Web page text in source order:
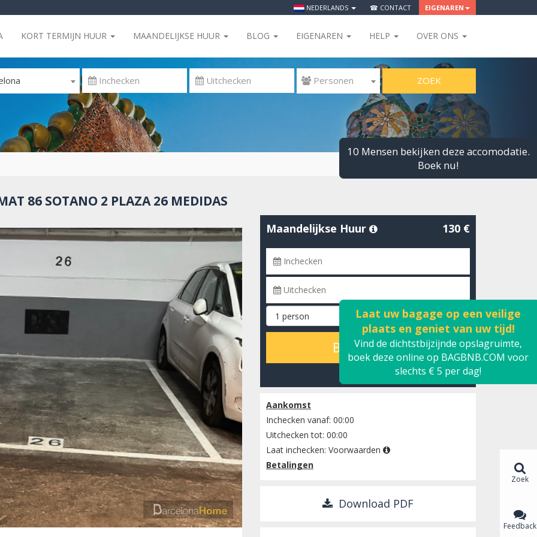
NEDERLANDS ☎ CONTACT EIGENAREN
KORT TERMIJN HUUR MAANDELIJKSE HUUR BLOG EIGENAREN HELP OVER ONS
 Personen ZOEK
Maandelijkse Huur 130 €
BEREKENEN
Aankomst
Inchecken vanaf: 00:00
Uitchecken tot: 00:00
Laat inchecken: Voorwaarden
Betalingen
Download PDF
86 SOTANO 2 PLAZA 26 MEDIDAS
10 Mensen bekijken deze accomodatie.
Boek nu!
Laat uw bagage op een veilige
plaats en geniet van uw tijd!
Vind de dichtstbijzijnde opslagruimte,
boek deze online op BAGBNB.COM voor
slechts € 5 per dag!
Zoek
Feedback